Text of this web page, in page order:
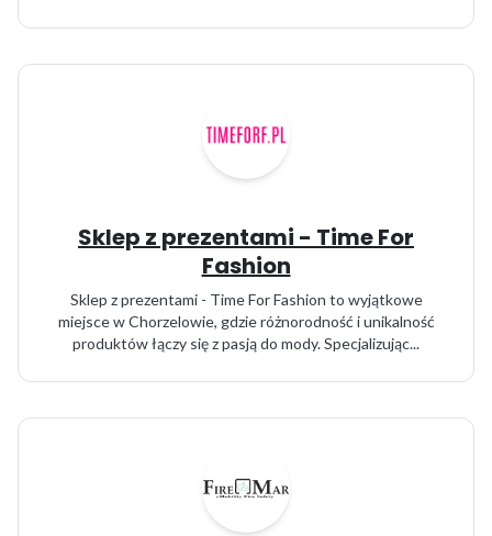
Sklep z prezentami - Time For
Fashion
Sklep z prezentami - Time For Fashion to wyjątkowe
miejsce w Chorzelowie, gdzie różnorodność i unikalność
produktów łączy się z pasją do mody. Specjalizując...